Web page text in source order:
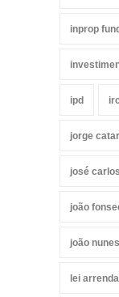
inprop fund
ipd irc
jorge
josé
joão
joão nunes
lei